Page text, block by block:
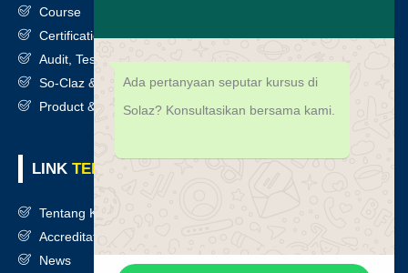
Course
Certification
Audit, Testing, Consultancy & Assessment
So-Claz & Smart Benchmark
Product & Services
LINK TERKAIT
Tentang Kami
Accreditation
News
Ada pertanyaan seputar kursus di
Solaz? Konsultasikan bersama kami.